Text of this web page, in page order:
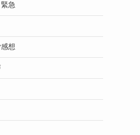
急
想